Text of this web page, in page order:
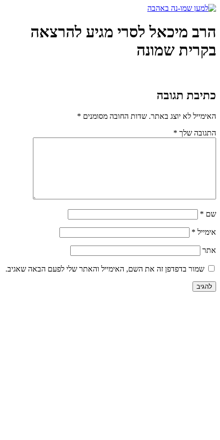
דלג
הרב מיכאל לסרי מגיע להרצאה
בקרית שמונה
כתיבת תגובה
האימייל לא יוצג באתר. שדות החובה מסומנים *
התגובה שלך *
שם *
אימייל *
אתר
שמור בדפדפן זה את השם, האימייל והאתר שלי לפעם הבאה שאגיב.